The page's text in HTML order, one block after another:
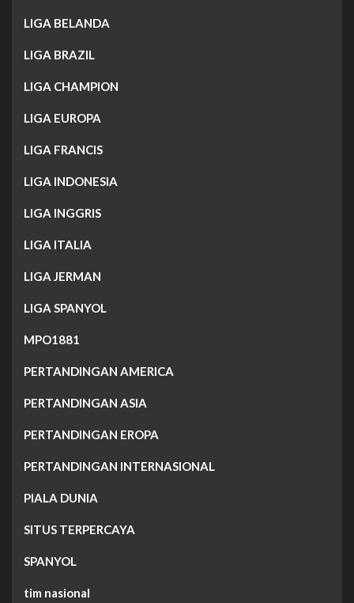
LIGA BELANDA
LIGA BRAZIL
LIGA CHAMPION
LIGA EUROPA
LIGA FRANCIS
LIGA INDONESIA
LIGA INGGRIS
LIGA ITALIA
LIGA JERMAN
LIGA SPANYOL
MPO1881
PERTANDINGAN AMERICA
PERTANDINGAN ASIA
PERTANDINGAN EROPA
PERTANDINGAN INTERNASIONAL
PIALA DUNIA
SITUS TERPERCAYA
SPANYOL
tim nasional